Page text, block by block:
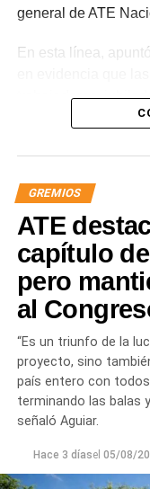
general de ATE
En esta línea,
trabajadores,
encuentran
mayoría de la
«Lo demuestran las
terminando las
ir por él», sentenció
Las
provincias en el
dispuesta
«reapertura de
y de jubilaciones;
organismos
las y los
todas las y los
fondos adeudados
GREMIOS
ATE
capítulo
pero
al
“Es un triunfo de la
proyecto, sino
país entero con
terminando las balas
señaló Aguiar.
Hace 3 díasel 05/08/